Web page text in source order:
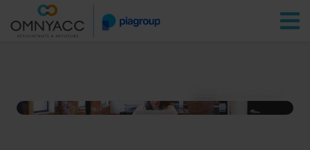
Vestigingen Zoeken